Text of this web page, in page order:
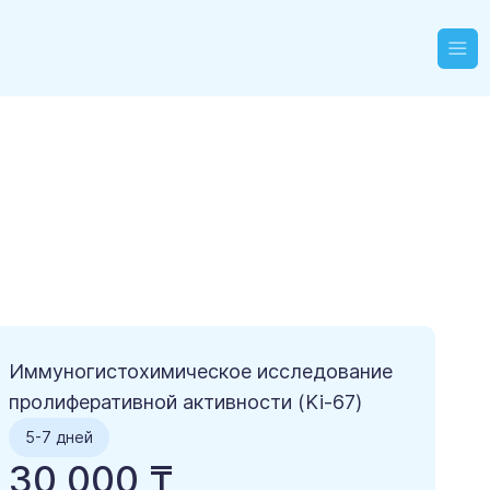
Иммуногистохимическое исследование
пролиферативной активности (Ki-67)
5-7 дней
30 000 ₸